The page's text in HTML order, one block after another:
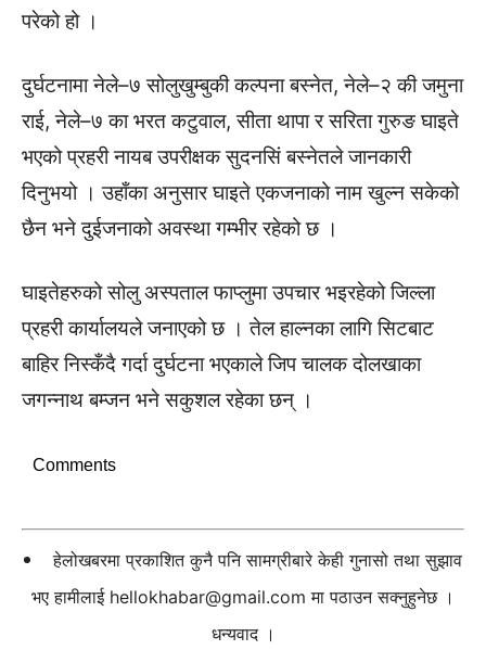
परेको हो ।
दुर्घटनामा नेले–७ सोलुखुम्बुकी कल्पना बस्नेत, नेले–२ की जमुना
राई, नेले–७ का भरत कटुवाल, सीता थापा र सरिता गुरुङ घाइते
भएको प्रहरी नायब उपरीक्षक सुदनसिं बस्नेतले जानकारी
दिनुभयो । उहाँका अनुसार घाइते एकजनाको नाम खुल्न सकेको
छैन भने दुईजनाको अवस्था गम्भीर रहेको छ ।
घाइतेहरुको सोलु अस्पताल फाप्लुमा उपचार भइरहेको जिल्ला
प्रहरी कार्यालयले जनाएको छ । तेल हाल्नका लागि सिटबाट
बाहिर निस्कँदै गर्दा दुर्घटना भएकाले जिप चालक दोलखाका
जगन्नाथ बम्जन भने सकुशल रहेका छन् ।
Comments
हेलोखबरमा प्रकाशित कुनै पनि सामग्रीबारे केही गुनासो तथा सुझाव
भए हामीलाई hellokhabar@gmail.com मा पठाउन सक्नुहुनेछ ।
धन्यवाद ।